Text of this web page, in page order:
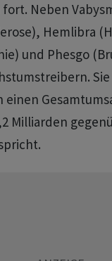
Neben
Hemlibra
und Phesgo
einen
Milliarden